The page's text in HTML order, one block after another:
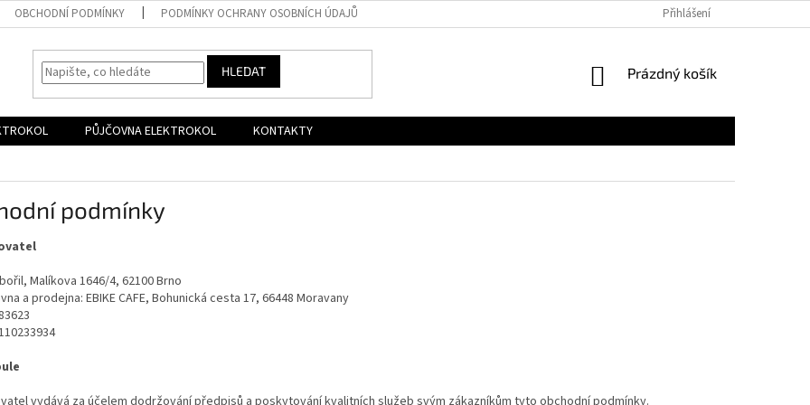
OBCHODNÍ PODMÍNKY PODMÍNKY OCHRANY OSOBNÍCH ÚDAJŮ Přihlášení
HLEDAT
NÁKUPNÍ
Prázdný košík
PŮJČOVNA ELEKTROKOL
KONTAKTY
podmínky
Malíkova 1646/4, 62100 Brno
a prodejna: EBIKE CAFE, Bohunická cesta 17, 66448 Moravany
vydává za účelem dodržování předpisů a poskytování kvalitních služeb svým zákazníkům tyto obchodní podmínky.